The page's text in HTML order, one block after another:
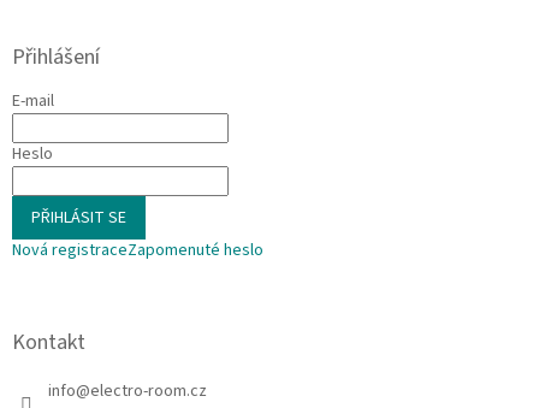
Přihlášení
E-mail
Heslo
PŘIHLÁSIT SE
Nová registraceZapomenuté heslo
Kontakt
info@electro-room.cz